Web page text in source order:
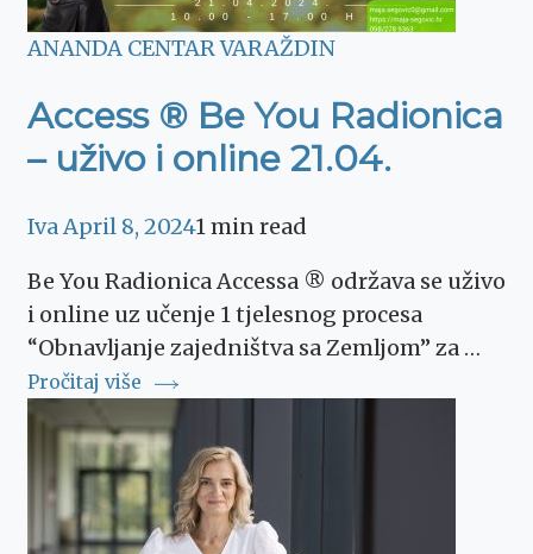
ANANDA CENTAR VARAŽDIN
Access ® Be You Radionica
– uživo i online 21.04.
IvaApril 8, 20241 min read
Be You Radionica Accessa ® održava se uživo
i online uz učenje 1 tjelesnog procesa
“Obnavljanje zajedništva sa Zemljom” za …
Pročitaj više